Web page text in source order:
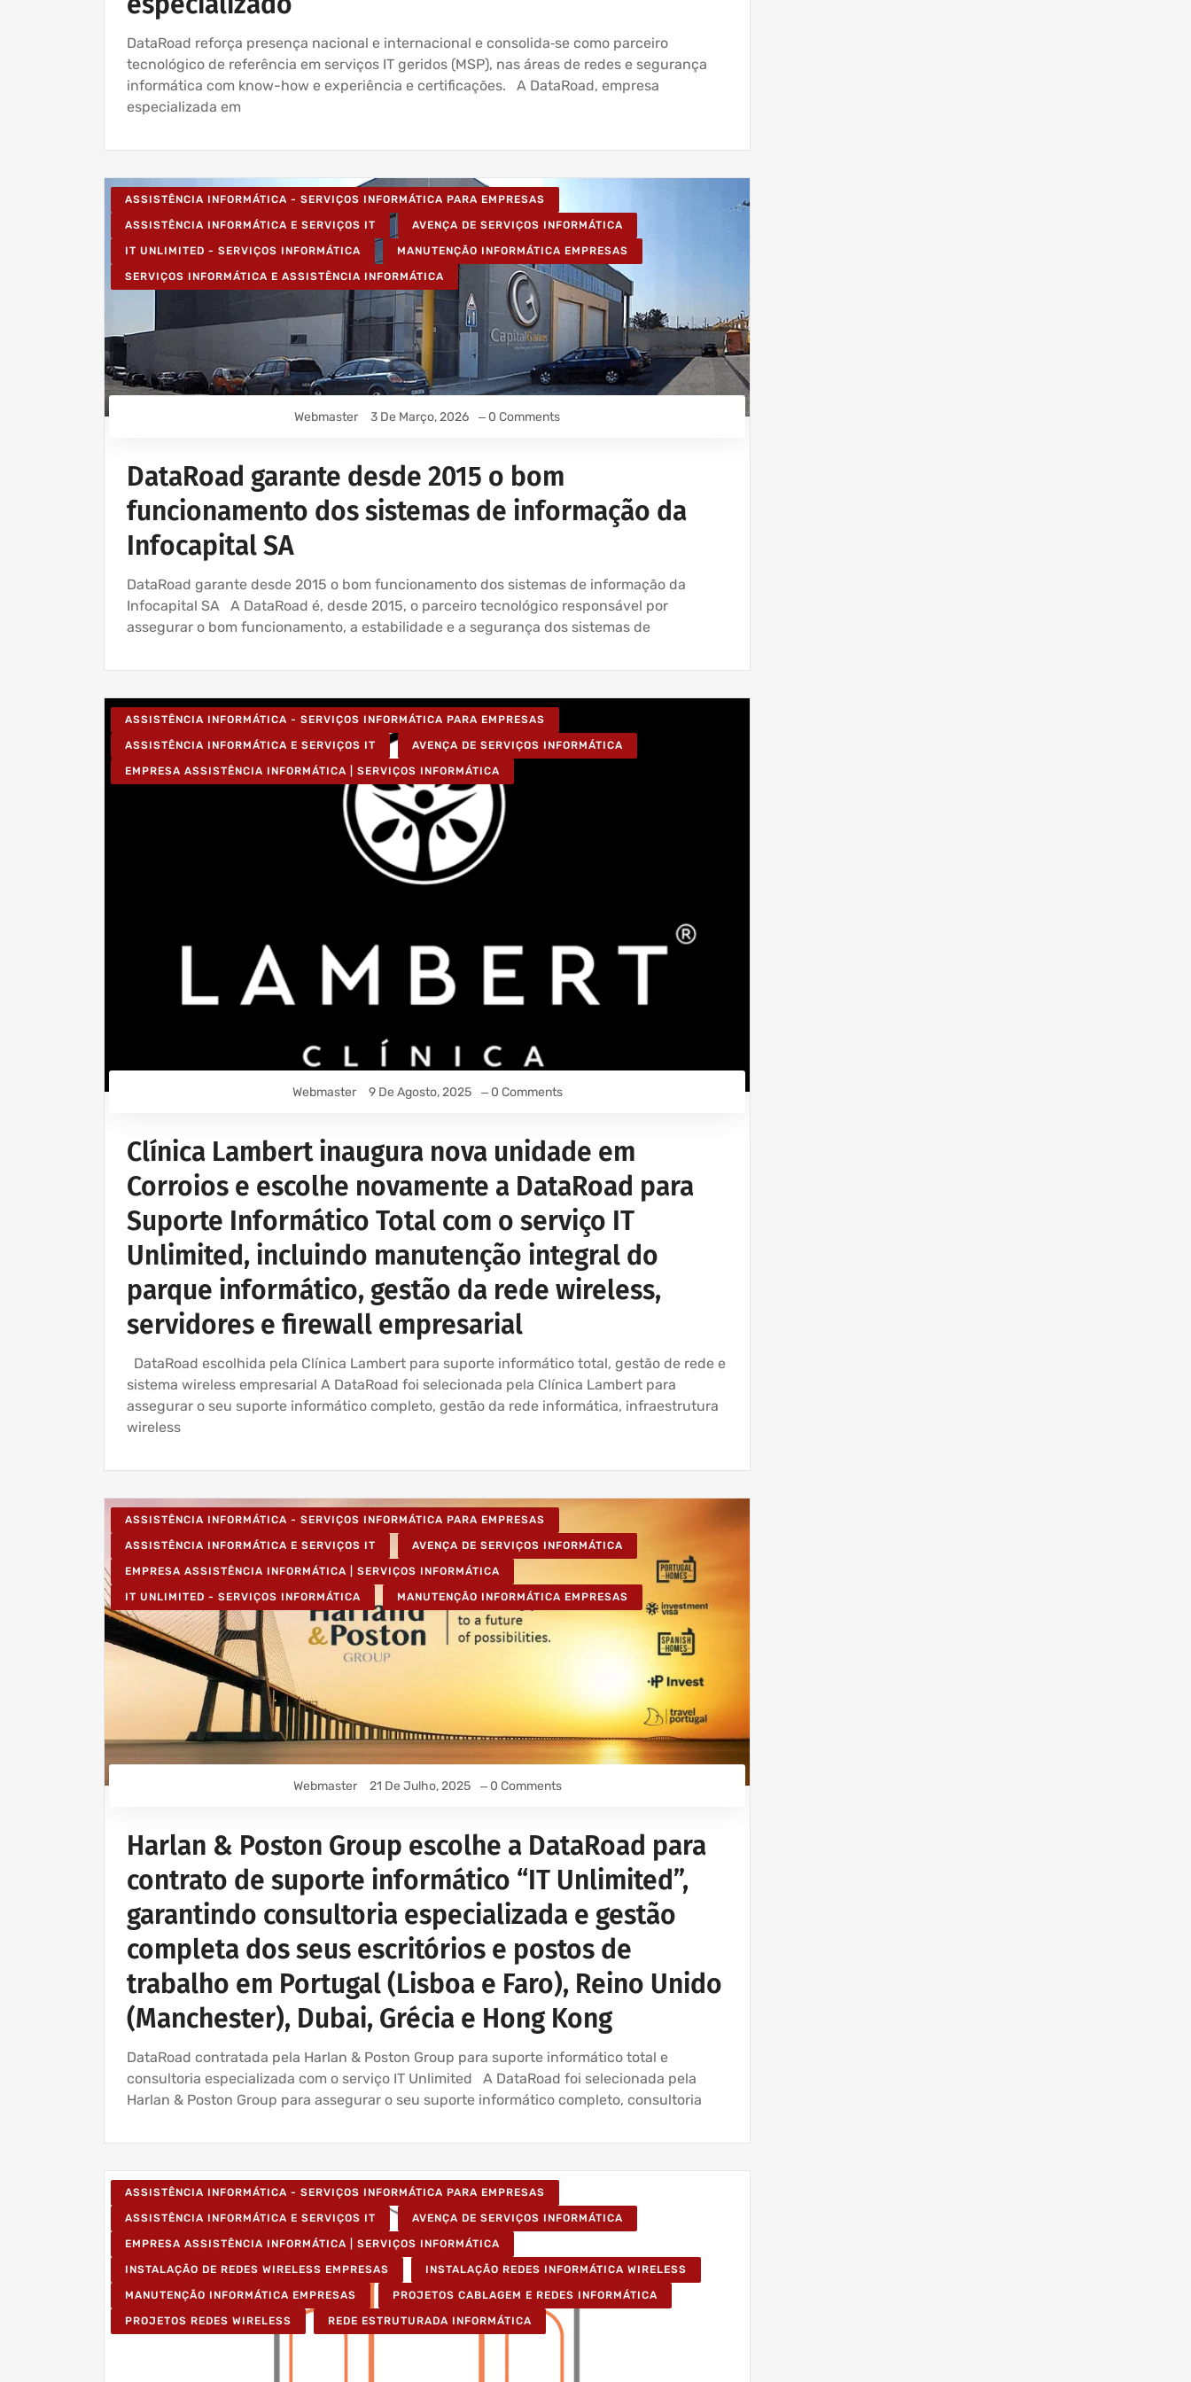
DataRoad reforça presença nacional e internacional e consolida‑se como parceiro
tecnológico de referência em serviços IT geridos (MSP), nas áreas de redes e segurança
informática com know-how e experiência e certificações. A DataRoad, empresa
especializada em
ASSISTÊNCIA INFORMÁTICA - SERVIÇOS INFORMÁTICA PARA EMPRESAS
ASSISTÊNCIA INFORMÁTICA E SERVIÇOS IT AVENÇA DE SERVIÇOS INFORMÁTICA
IT UNLIMITED - SERVIÇOS INFORMÁTICA MANUTENÇÃO INFORMÁTICA EMPRESAS
SERVIÇOS INFORMÁTICA E ASSISTÊNCIA INFORMÁTICA
Webmaster 3 De Março, 2026 0 Comments
DataRoad garante desde 2015 o bom
funcionamento dos sistemas de informação da
Infocapital SA
DataRoad garante desde 2015 o bom funcionamento dos sistemas de informação da
Infocapital SA A DataRoad é, desde 2015, o parceiro tecnológico responsável por
assegurar o bom funcionamento, a estabilidade e a segurança dos sistemas de
ASSISTÊNCIA INFORMÁTICA - SERVIÇOS INFORMÁTICA PARA EMPRESAS
ASSISTÊNCIA INFORMÁTICA E SERVIÇOS IT AVENÇA DE SERVIÇOS INFORMÁTICA
EMPRESA ASSISTÊNCIA INFORMÁTICA | SERVIÇOS INFORMÁTICA
Webmaster 9 De Agosto, 2025 0 Comments
Clínica Lambert inaugura nova unidade em
Corroios e escolhe novamente a DataRoad para
Suporte Informático Total com o serviço IT
Unlimited, incluindo manutenção integral do
parque informático, gestão da rede wireless,
servidores e firewall empresarial
DataRoad escolhida pela Clínica Lambert para suporte informático total, gestão de rede e
sistema wireless empresarial A DataRoad foi selecionada pela Clínica Lambert para
assegurar o seu suporte informático completo, gestão da rede informática, infraestrutura
wireless
ASSISTÊNCIA INFORMÁTICA - SERVIÇOS INFORMÁTICA PARA EMPRESAS
ASSISTÊNCIA INFORMÁTICA E SERVIÇOS IT AVENÇA DE SERVIÇOS INFORMÁTICA
EMPRESA ASSISTÊNCIA INFORMÁTICA | SERVIÇOS INFORMÁTICA
IT UNLIMITED - SERVIÇOS INFORMÁTICA MANUTENÇÃO INFORMÁTICA EMPRESAS
Webmaster 21 De Julho, 2025 0 Comments
Harlan & Poston Group escolhe a DataRoad para
contrato de suporte informático “IT Unlimited”,
garantindo consultoria especializada e gestão
completa dos seus escritórios e postos de
trabalho em Portugal (Lisboa e Faro), Reino Unido
(Manchester), Dubai, Grécia e Hong Kong
DataRoad contratada pela Harlan & Poston Group para suporte informático total e
consultoria especializada com o serviço IT Unlimited A DataRoad foi selecionada pela
Harlan & Poston Group para assegurar o seu suporte informático completo, consultoria
ASSISTÊNCIA INFORMÁTICA - SERVIÇOS INFORMÁTICA PARA EMPRESAS
ASSISTÊNCIA INFORMÁTICA E SERVIÇOS IT AVENÇA DE SERVIÇOS INFORMÁTICA
EMPRESA ASSISTÊNCIA INFORMÁTICA | SERVIÇOS INFORMÁTICA
INSTALAÇÃO DE REDES WIRELESS EMPRESAS INSTALAÇÃO REDES INFORMÁTICA WIRELESS
MANUTENÇÃO INFORMÁTICA EMPRESAS PROJETOS CABLAGEM E REDES INFORMÁTICA
PROJETOS REDES WIRELESS REDE ESTRUTURADA INFORMÁTICA